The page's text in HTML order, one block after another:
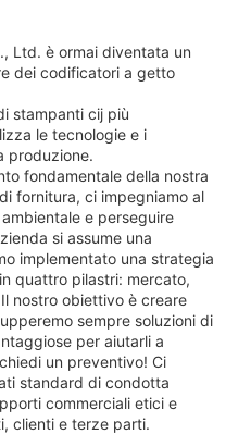
Ltd. è ormai diventata un
dei codificatori a getto
stampanti cij più
le tecnologie e i
produzione.
fondamentale della nostra
fornitura, ci impegniamo al
e perseguire
si assume una
implementato una strategia
quattro pilastri: mercato,
nostro obiettivo è creare
sempre soluzioni di
per aiutarli a
un preventivo! Ci
standard di condotta
commerciali etici e
clienti e terze parti.